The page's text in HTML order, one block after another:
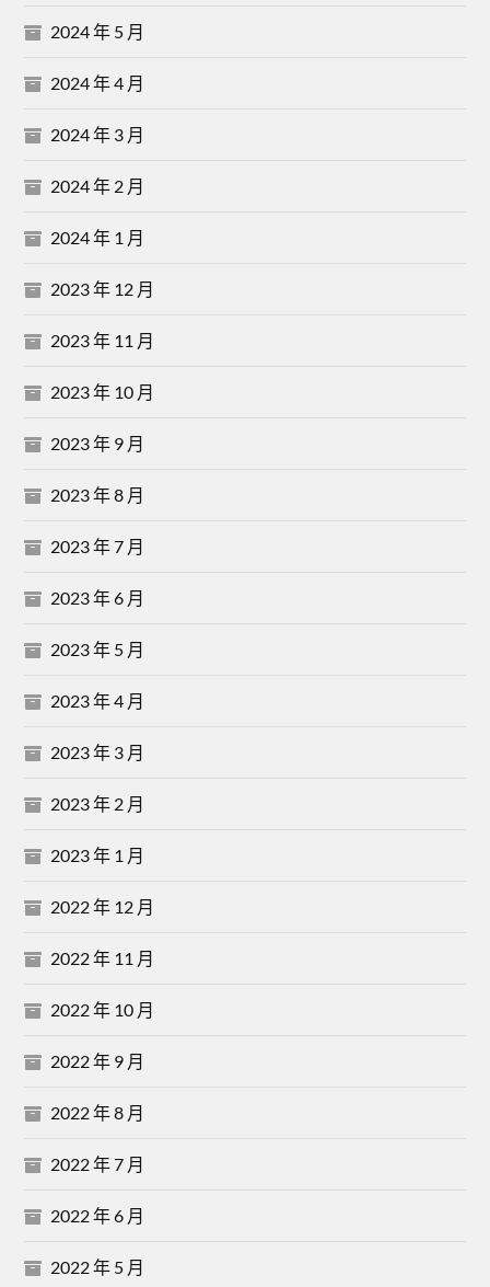
2024 年 5 月
2024 年 4 月
2024 年 3 月
2024 年 2 月
2024 年 1 月
2023 年 12 月
2023 年 11 月
2023 年 10 月
2023 年 9 月
2023 年 8 月
2023 年 7 月
2023 年 6 月
2023 年 5 月
2023 年 4 月
2023 年 3 月
2023 年 2 月
2023 年 1 月
2022 年 12 月
2022 年 11 月
2022 年 10 月
2022 年 9 月
2022 年 8 月
2022 年 7 月
2022 年 6 月
2022 年 5 月